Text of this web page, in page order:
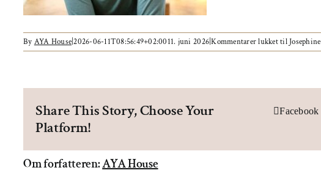
By AYA House|2026-06-11T08:56:49+02:0011. juni 2026|Kommentarer lukkettil Josephine
Share This Story, Choose Your
Platform!
Facebook
Om forfatteren:AYA House